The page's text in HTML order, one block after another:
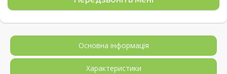
Основна інформація
Характеристики